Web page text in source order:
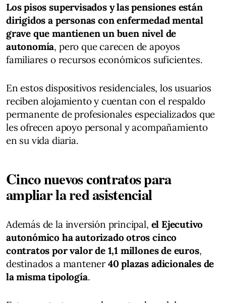
Los pisos supervisados y las pensiones están
dirigidos a personas con enfermedad mental
grave que mantienen un buen nivel de
autonomía, pero que carecen de apoyos
familiares o recursos económicos suficientes.
En estos dispositivos residenciales, los usuarios
reciben alojamiento y cuentan con el respaldo
permanente de profesionales especializados que
les ofrecen apoyo personal y acompañamiento
en su vida diaria.
Cinco nuevos contratos para
ampliar la red asistencial
Además de la inversión principal, el Ejecutivo
autonómico ha autorizado otros cinco
contratos por valor de 1,1 millones de euros,
destinados a mantener 40 plazas adicionales de
la misma tipología.